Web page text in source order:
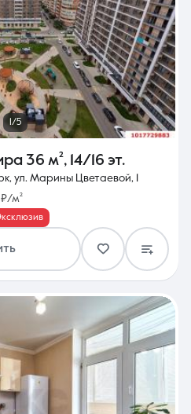
1/5
36 м², 14/16 эт.
ул. Марины Цветаевой, 1
₽/м²